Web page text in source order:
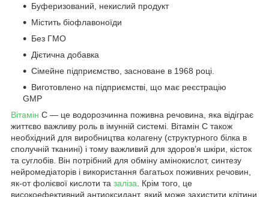
Буферизований, некислий продукт
Містить біофлавоноїди
Без ГМО
Дієтична добавка
Сімейне підприємство, засноване в 1968 році.
Виготовлено на підприємстві, що має реєстрацію
GMP
Вітамін С — це водорозчинна поживна речовина, яка відіграє
життєво важливу роль в імунній системі. Вітамін С також
необхідний для виробництва колагену (структурного білка в
сполучній тканині) і тому важливий для здоров’я шкіри, кісток
та суглобів. Він потрібний для обміну амінокислот, синтезу
нейромедіаторів і використання багатьох поживних речовин,
як-от фолієвої кислоти та заліза . Крім того, це
високоефективний антиоксидант, який може захистити клітини